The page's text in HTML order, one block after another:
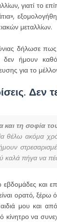
γιατί το
μεταλλίων.
δήλωσε
ήμουν
για το
Δεν
και τη σοφία
θέλω ακόμα
καλά πήγα να
και
ορατό, ξέρω
μου και
να